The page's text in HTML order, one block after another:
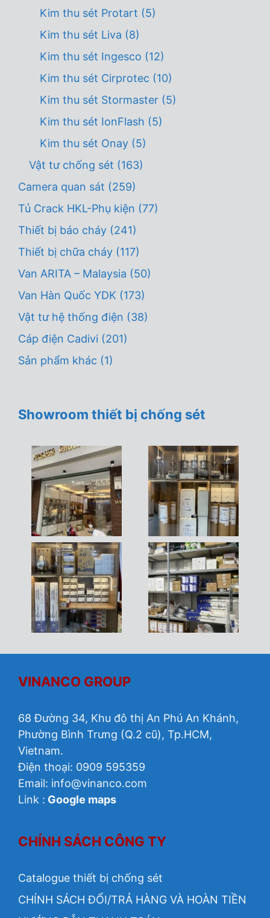
Kim thu sét Protart (5)
Kim thu sét Liva (8)
Kim thu sét Ingesco (12)
Kim thu sét Cirprotec (10)
Kim thu sét Stormaster (5)
Kim thu sét IonFlash (5)
Kim thu sét Onay (5)
Vật tư chống sét (163)
Camera quan sát (259)
Tủ Crack HKL-Phụ kiện (77)
Thiết bị báo cháy (241)
Thiết bị chữa cháy (117)
Van ARITA – Malaysia (50)
Van Hàn Quốc YDK (173)
Vật tư hệ thống điện (38)
Cáp điện Cadivi (201)
Sản phẩm khác (1)
Showroom thiết bị chống sét
VINANCO GROUP
68 Đường 34, Khu đô thị An Phú An Khánh,
Phường Bình Trưng (Q.2 cũ), Tp.HCM,
Vietnam.
Điện thoại: 0909 595359
Email: info@vinanco.com
Link : Google maps
CHÍNH SÁCH CÔNG TY
Catalogue thiết bị chống sét
CHÍNH SÁCH ĐỔI/TRẢ HÀNG VÀ HOÀN TIỀN